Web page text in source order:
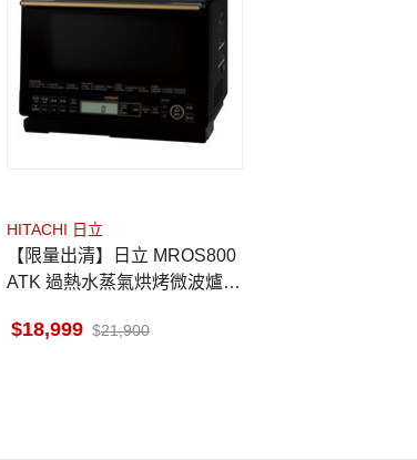
HITACHI 日立
【限量出清】日立 MROS800
ATK 過熱水蒸氣烘烤微波爐 3
18,999 21,900